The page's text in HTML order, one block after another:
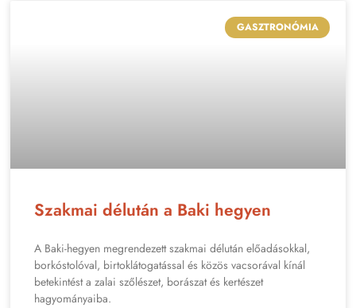
GASZTRONÓMIA
Szakmai délután a Baki hegyen
A Baki-hegyen megrendezett szakmai délután előadásokkal,
borkóstolóval, birtoklátogatással és közös vacsorával kínál
betekintést a zalai szőlészet, borászat és kertészet
hagyományaiba.